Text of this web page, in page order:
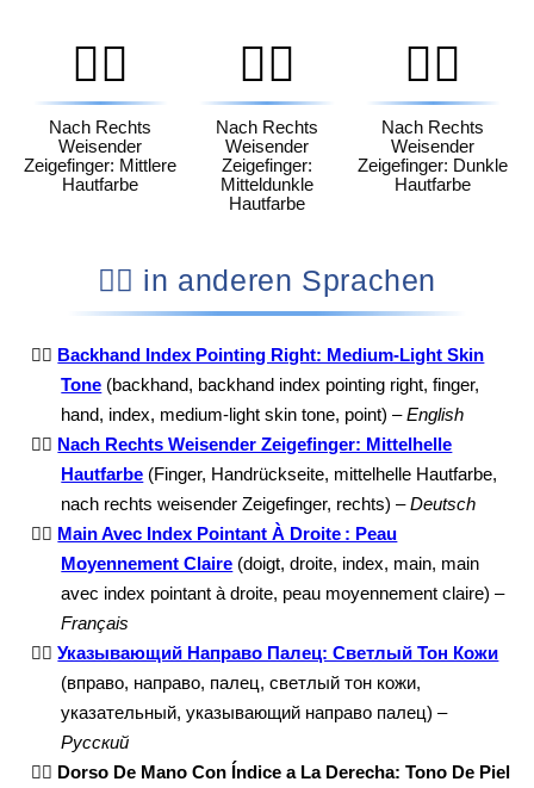
👉🏽
Nach Rechts
Weisender
Zeigefinger: Mittlere
Hautfarbe
👉🏾
Nach Rechts
Weisender
Zeigefinger:
Mitteldunkle
Hautfarbe
👉🏿
Nach Rechts
Weisender
Zeigefinger: Dunkle
Hautfarbe
👉🏼 in anderen Sprachen
👉🏼 Backhand Index Pointing Right: Medium-Light Skin
Tone (backhand, backhand index pointing right, finger,
hand, index, medium-light skin tone, point) –English
👉🏼 Nach Rechts Weisender Zeigefinger: Mittelhelle
Hautfarbe (Finger, Handrückseite, mittelhelle Hautfarbe,
nach rechts weisender Zeigefinger, rechts) –Deutsch
👉🏼 Main Avec Index Pointant À Droite : Peau
Moyennement Claire (doigt, droite, index, main, main
avec index pointant à droite, peau moyennement claire) –
Français
👉🏼 Указывающий Направо Палец: Светлый Тон Кожи
(вправо, направо, палец, светлый тон кожи,
указательный, указывающий направо палец) –
Русский
👉🏼 Dorso De Mano Con Índice a La Derecha: Tono De Piel